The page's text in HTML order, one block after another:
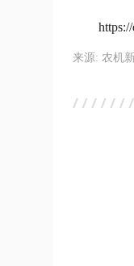
来源: 农机